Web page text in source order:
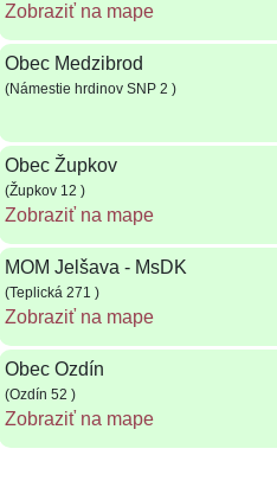
Zobraziť na mape
Obec Medzibrod
(Námestie hrdinov SNP 2 )
Obec Župkov
(Župkov 12 )
Zobraziť na mape
MOM Jelšava - MsDK
(Teplická 271 )
Zobraziť na mape
Obec Ozdín
(Ozdín 52 )
Zobraziť na mape